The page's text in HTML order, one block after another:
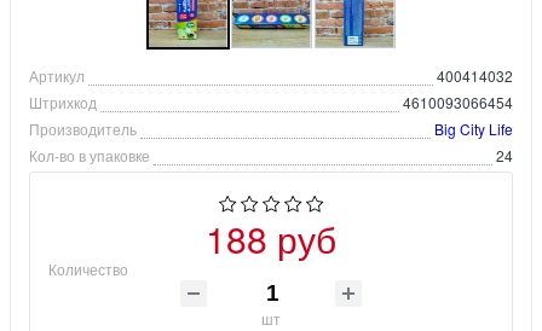
Артикул
400414032
Штрихкод
4610093066454
Производитель
Big City Life
Кол-во в упаковке
24
188 руб
Количество
шт